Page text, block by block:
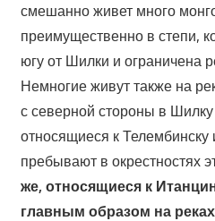
смешанно живет много
преимущественно в степи,
югу от Шилки и ограничена
Немногие живут также на
с северной стороны в
относящиеся к
пребывают в окрестностях
же, относящиеся к
главным образом на